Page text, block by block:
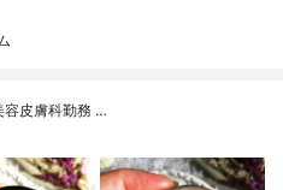
容皮膚科勤務 …